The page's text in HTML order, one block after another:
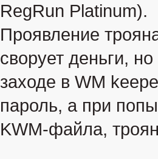
RegRun Platinum).
Проявление
сворует деньги,
заходе в WM
пароль, а при
KWM-файла,